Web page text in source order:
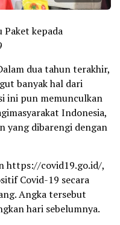
Paket kepada
dua tahun terakhir,
banyak hal dari
ini pun memunculkan
Indonesia,
yang dibarengi dengan
https://covid19.go.id/,
Covid-19 secara
Angka tersebut
hari sebelumnya.